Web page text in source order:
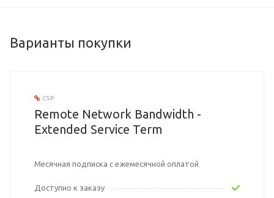
Варианты покупки
CSP
Remote Network Bandwidth -
Extended Service Term
Месячная подписка с ежемесячной оплатой
Доступно к заказу